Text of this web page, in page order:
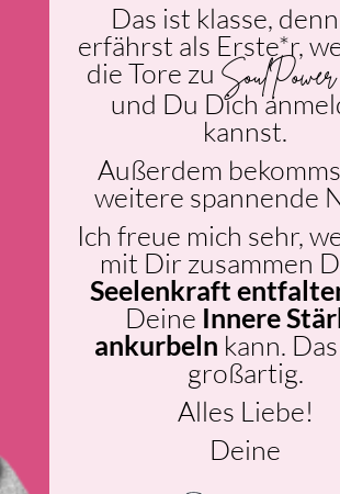
Das ist klasse,
erfährst als Erste*r,
die Tore zu SoulPower
und Du Dich
kannst.
Außerdem
weitere spannende
Ich freue mich sehr,
mit Dir zusammen
Seelenkraft
Deine Innere
ankurbeln kann.
großartig.
Alles Liebe!
Deine